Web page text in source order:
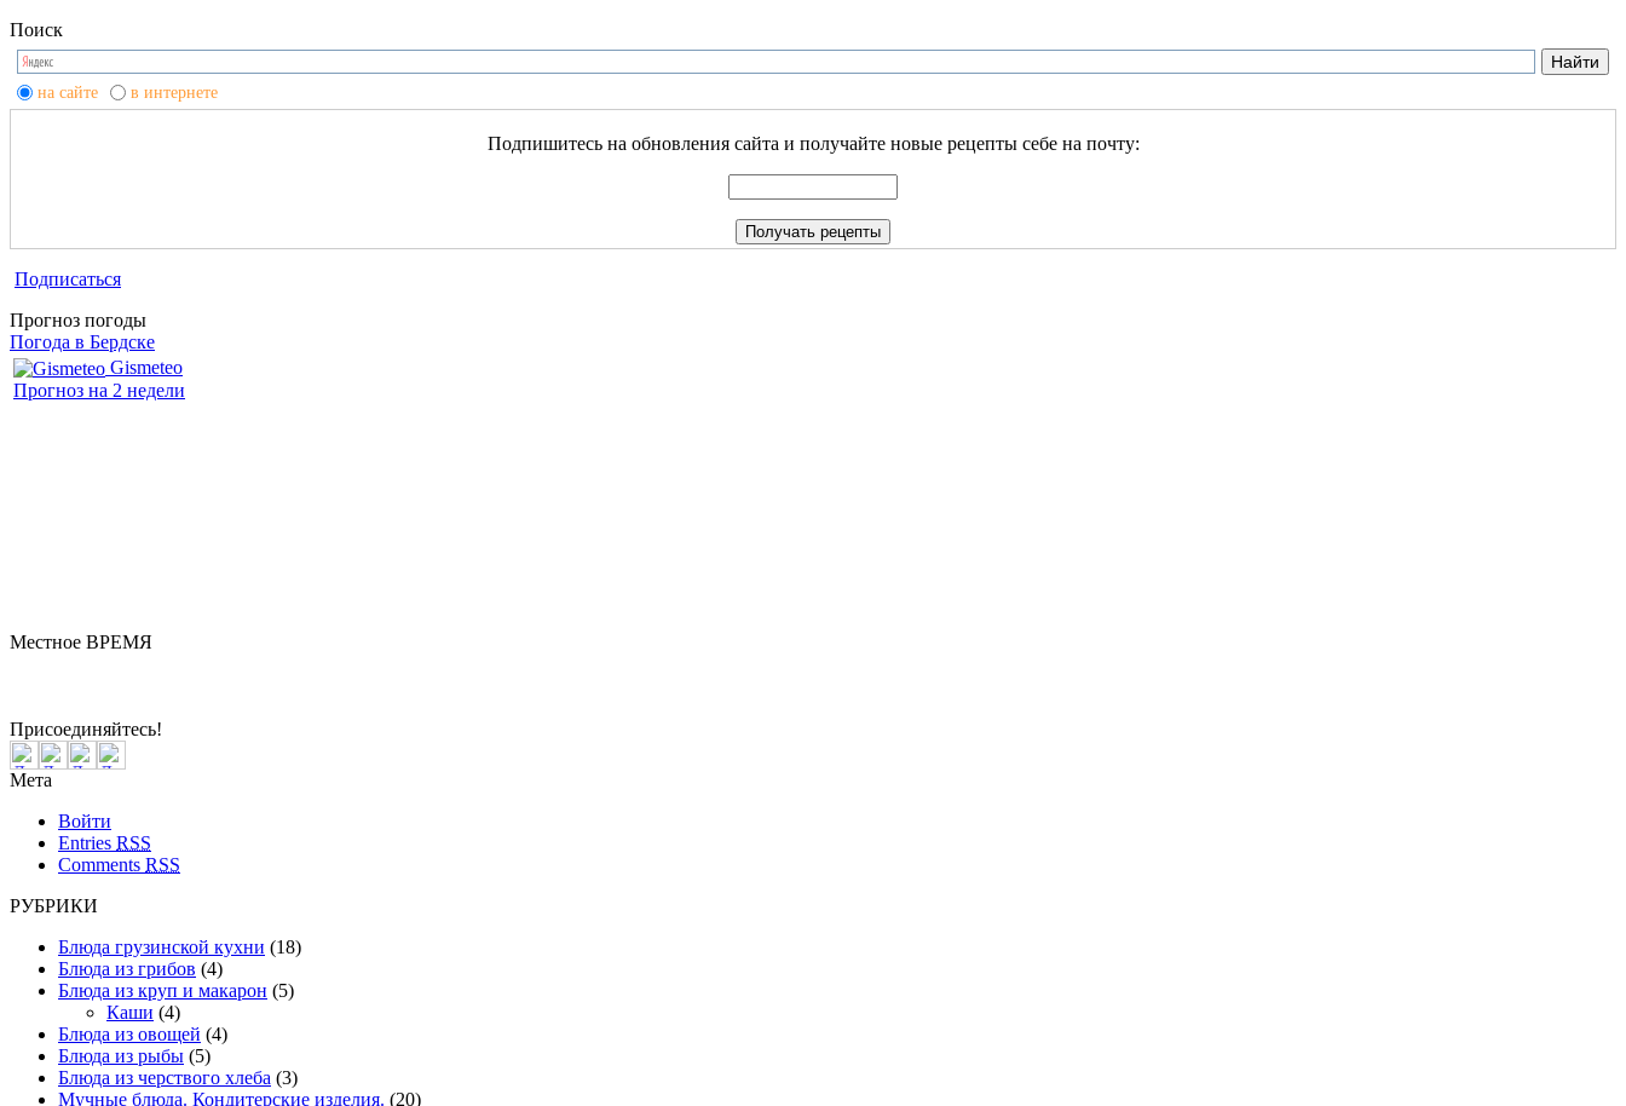
Поиск
на сайте в интернете
Подпишитесь на обновления сайта и получайте новые рецепты себе на почту:
Подписаться
Прогноз погоды
Погода в Бердске
Gismeteo
Прогноз на 2 недели
Местное ВРЕМЯ
Присоединяйтесь!
Мета
Войти
Entries RSS
Comments RSS
РУБРИКИ
Блюда грузинской кухни (18)
Блюда из грибов (4)
Блюда из круп и макарон (5)
Каши (4)
Блюда из овощей (4)
Блюда из рыбы (5)
Блюда из черствого хлеба (3)
Мучные блюда. Кондитерские изделия. (20)